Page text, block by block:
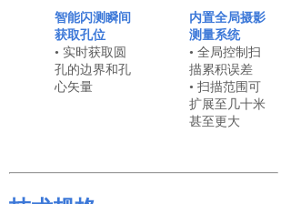
智能闪测瞬间
获取孔位
• 实时获取圆
孔的边界和孔
心矢量
内置全局摄影
测量系统
• 全局控制扫
描累积误差
• 扫描范围可
扩展至几十米
甚至更大